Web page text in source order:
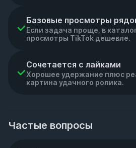
Базовые просмотры
Если задача проще, в
просмотры TikTok дешевле.
Сочетается с лайками
Хорошее удержание плюс
картина удачного ролика.
Частые вопросы